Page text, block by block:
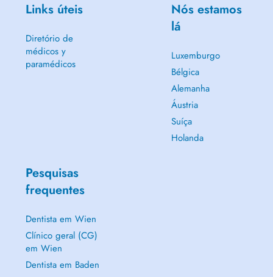
Links úteis
Diretório de
médicos y
paramédicos
Nós estamos
lá
Luxemburgo
Bélgica
Alemanha
Áustria
Suíça
Holanda
Pesquisas
frequentes
Dentista em Wien
Clínico geral (CG)
em Wien
Dentista em Baden